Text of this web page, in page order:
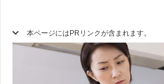
本ページにはPRリンクが含まれます。